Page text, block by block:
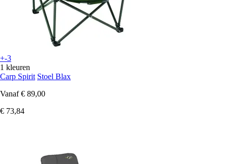
+-3
1 kleuren
Carp Spirit Stoel Blax
Vanaf € 89,00
€ 73,84